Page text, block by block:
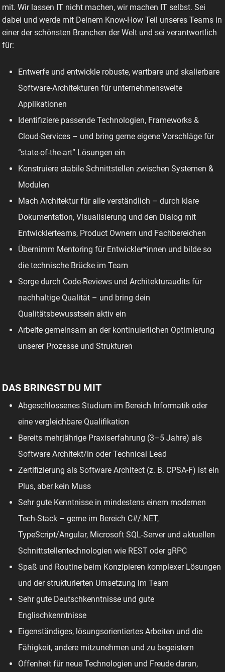
mit. Wir lassen IT nicht machen, wir machen IT selbst. Sei
dabei und werde mit Deinem Know-How Teil unseres Teams in
einer der schönsten Branchen der Welt und sei verantwortlich
für:
Entwerfe und entwickle robuste, wartbare und skalierbare
Software-Architekturen für unternehmensweite
Applikationen
Identifiziere passende Technologien, Frameworks &
Cloud-Services – und bring gerne eigene Vorschläge für
“state-of-the-art” Lösungen ein
Konstruiere stabile Schnittstellen zwischen Systemen &
Modulen
Mach Architektur für alle verständlich – durch klare
Dokumentation, Visualisierung und den Dialog mit
Entwicklerteams, Product Ownern und Fachbereichen
Übernimm Mentoring für Entwickler*innen und bilde so
die technische Brücke im Team
Sorge durch Code-Reviews und Architekturaudits für
nachhaltige Qualität – und bring dein
Qualitätsbewusstsein aktiv ein
Arbeite gemeinsam an der kontinuierlichen Optimierung
unserer Prozesse und Strukturen
DAS BRINGST DU MIT
Abgeschlossenes Studium im Bereich Informatik oder
eine vergleichbare Qualifikation
Bereits mehrjährige Praxiserfahrung (3–5 Jahre) als
Software Architekt/in oder Technical Lead
Zertifizierung als Software Architect (z. B. CPSA-F) ist ein
Plus, aber kein Muss
Sehr gute Kenntnisse in mindestens einem modernen
Tech-Stack – gerne im Bereich C#/.NET,
TypeScript/Angular, Microsoft SQL-Server und aktuellen
Schnittstellentechnologien wie REST oder gRPC
Spaß und Routine beim Konzipieren komplexer Lösungen
und der strukturierten Umsetzung im Team
Sehr gute Deutschkenntnisse und gute
Englischkenntnisse
Eigenständiges, lösungsorientiertes Arbeiten und die
Fähigkeit, andere mitzunehmen und zu begeistern
Offenheit für neue Technologien und Freude daran,